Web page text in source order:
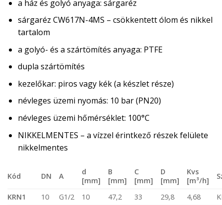
a ház és golyó anyaga: sárgaréz
sárgaréz CW617N-4MS – csökkentett ólom és nikkel
tartalom
a golyó- és a szártömítés anyaga: PTFE
dupla szártömítés
kezelőkar: piros vagy kék (a készlet része)
névleges üzemi nyomás: 10 bar (PN20)
névleges üzemi hőmérséklet: 100°C
NIKKELMENTES – a vízzel érintkező részek felülete
nikkelmentes
Kód DN A
d
[mm]
B
[mm]
C
[mm]
D
[mm]
Kvs
[m³/h]
KRN1 10 G1/2 10 47,2 33 29,8 4,68